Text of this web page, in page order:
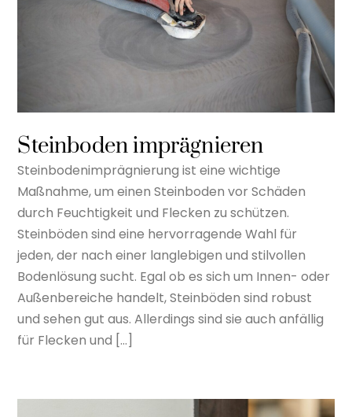
Steinboden imprägnieren
Steinbodenimprägnierung ist eine wichtige
Maßnahme, um einen Steinboden vor Schäden
durch Feuchtigkeit und Flecken zu schützen.
Steinböden sind eine hervorragende Wahl für
jeden, der nach einer langlebigen und stilvollen
Bodenlösung sucht. Egal ob es sich um Innen- oder
Außenbereiche handelt, Steinböden sind robust
und sehen gut aus. Allerdings sind sie auch anfällig
für Flecken und […]